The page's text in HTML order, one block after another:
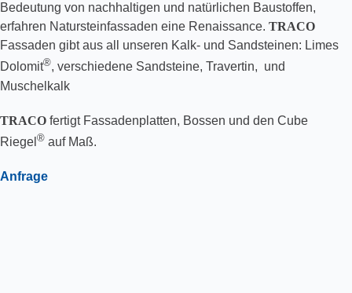
Bedeutung von nachhaltigen und natürlichen Baustoffen,
erfahren Natursteinfassaden eine Renaissance. TRACO
Fassaden gibt aus all unseren Kalk- und Sandsteinen: Limes
Dolomit®, verschiedene Sandsteine, Travertin, und
Muschelkalk
TRACO fertigt Fassadenplatten, Bossen und den Cube
Riegel ® auf Maß.
Anfrage